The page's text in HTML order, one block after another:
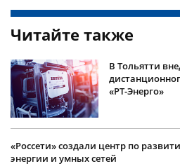
Читайте также
В Тольятти
«РТ-Энерго»
«Россети» создали центр по
энергии и умных сетей